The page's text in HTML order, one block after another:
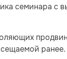
семинара с
ранее.